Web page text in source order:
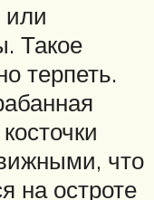
или
Такое
терпеть.
что
на остроте